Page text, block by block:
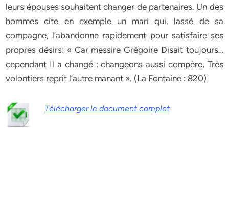
leurs épouses souhaitent changer de partenaires. Un des
hommes cite en exemple un mari qui, lassé de sa
compagne, l’abandonne rapidement pour satisfaire ses
propres désirs: « Car messire Grégoire Disait toujours…
cependant Il a changé : changeons aussi compère, Très
volontiers reprit l’autre manant ». (La Fontaine : 820)
Télécharger le document complet